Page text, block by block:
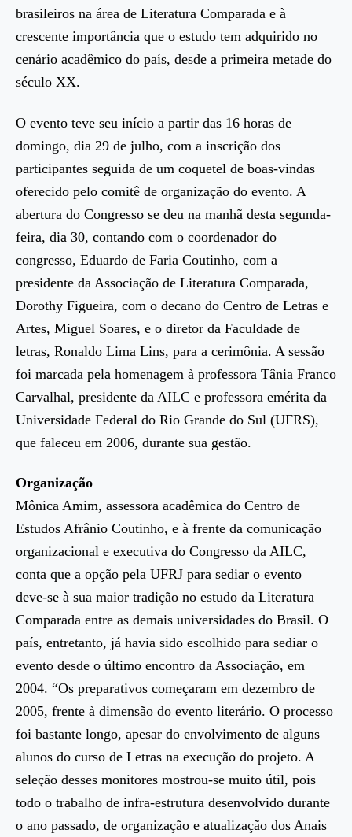
brasileiros na área de Literatura Comparada e à
crescente importância que o estudo tem adquirido no
cenário acadêmico do país, desde a primeira metade do
século XX.
O evento teve seu início a partir das 16 horas de
domingo, dia 29 de julho, com a inscrição dos
participantes seguida de um coquetel de boas-vindas
oferecido pelo comitê de organização do evento. A
abertura do Congresso se deu na manhã desta segunda-
feira, dia 30, contando com o coordenador do
congresso, Eduardo de Faria Coutinho, com a
presidente da Associação de Literatura Comparada,
Dorothy Figueira, com o decano do Centro de Letras e
Artes, Miguel Soares, e o diretor da Faculdade de
letras, Ronaldo Lima Lins, para a cerimônia. A sessão
foi marcada pela homenagem à professora Tânia Franco
Carvalhal, presidente da AILC e professora emérita da
Universidade Federal do Rio Grande do Sul (UFRS),
que faleceu em 2006, durante sua gestão.
Organização
Mônica Amim, assessora acadêmica do Centro de
Estudos Afrânio Coutinho, e à frente da comunicação
organizacional e executiva do Congresso da AILC,
conta que a opção pela UFRJ para sediar o evento
deve-se à sua maior tradição no estudo da Literatura
Comparada entre as demais universidades do Brasil. O
país, entretanto, já havia sido escolhido para sediar o
evento desde o último encontro da Associação, em
2004. “Os preparativos começaram em dezembro de
2005, frente à dimensão do evento literário. O processo
foi bastante longo, apesar do envolvimento de alguns
alunos do curso de Letras na execução do projeto. A
seleção desses monitores mostrou-se muito útil, pois
todo o trabalho de infra-estrutura desenvolvido durante
o ano passado, de organização e atualização dos Anais